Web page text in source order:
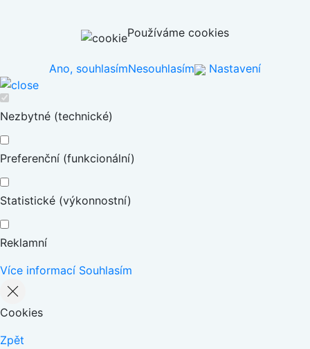
Používáme cookies
Ano, souhlasímNesouhlasím Nastavení
Nezbytné (technické)
Preferenční (funkcionální)
Statistické (výkonnostní)
Reklamní
Více informací Souhlasím
Cookies
Zpět